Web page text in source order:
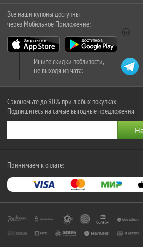
Все наши купоны доступны
через Мобильное Приложение:
Ищите скидки поблизости,
не выходя из чата:
Сэкономьте до 90% при любых покупках
Подпишитесь на самые выгодные предложения
Принимаем к оплате: